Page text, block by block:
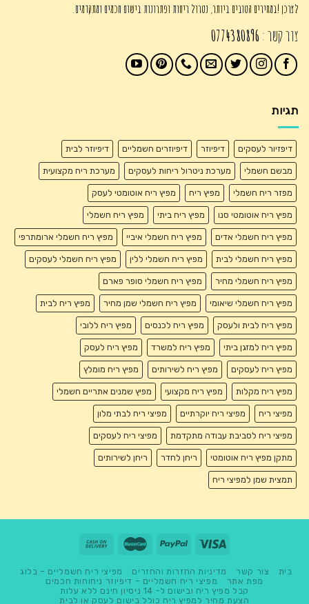
לצרכן !במחירים הטובים ביותר, נטרול ריחות ופתרונות בישום חכמים ומתקדמים.
צור קשר : 0774380896
תגיות
דיפזיור לעסקים דיפיוזר דיפיוזרים חשמליים דיפיוזר לבית
מבשם חשמלי מערכת ניטרול ריחות לעסקים מערכת ריח מקצועית
מפזר ריח חשמלי מפיץ ריח מפיץ ריח אוטומטי לעסק
מפיץ ריח אוטומטי סנו מפיץ ריח ביתי מפיץ ריח חשמלי
מפיץ ריח חשמלי אדים מפיץ ריח חשמלי איביי מפיץ ריח חשמלי ארומתרפי
מפיץ ריח חשמלי לבית מפיץ ריח חשמלי ללין מפיץ ריח חשמלי לעסקים
מפיץ ריח חשמלי מחיר מפיץ ריח חשמלי סופר פארם
מפיץ ריח חשמלי שיאומי מפיץ ריח חשמלי שמן מחיר מפיץ ריח לבית
מפיץ ריח לבית ולעסק מפיץ ריח לכנסים מפיץ ריח ללובי
מפיץ ריח למזגן ביתי מפיץ ריח למשרד מפיץ ריח לעסק
מפיץ ריח לעסקים מפיץ ריח לשירותים מפיץ ריח מומלץ
מפיץ ריח מקלות מפיץ ריח מקצועי מפיץ שמנים אתריים חשמלי
מפיצי ריח מפיצי ריח יוקרתיים מפיצי ריח לבתי מלון
מפיצי ריח לסביבת עבודה מתקדמת מפיצי ריח לעסקים
מתקן מפיץ ריח אוטומטי ריחן לחדר ריחן לשירותים
תמצית שמן למפיצי ריח
בית צור קשר מדיניות החזרות והחזרים
מפיצי ריח חשמליים – בלוג
מפת אתר
מפיצי ריח חשמליים – דיפיוזר ניחוחות חכמים
קבל מפיץ ריח ובישום ל- 14 ניסיון חינם ללא עלות
הצעת מחיר למפיץ ריח כולל בישום לעסק או לבית